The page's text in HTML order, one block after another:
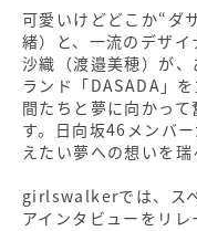
可愛いけどどこか“ダ
緒）と、一流のデザ
沙織（渡邉美穂）が
ランド「DASADA」
間たちと夢に向かっ
す。日向坂46メンバ
えたい夢への想いを瑞
girlswalkerでは、ス
アインタビューをリ